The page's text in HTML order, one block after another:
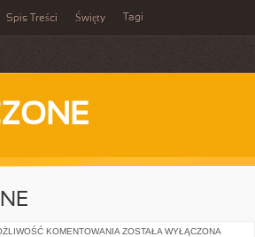
Spis Treści Święty Tagi
KOMENTOWANIA BLOKADY
ZOSTAŁA WYŁĄCZONA